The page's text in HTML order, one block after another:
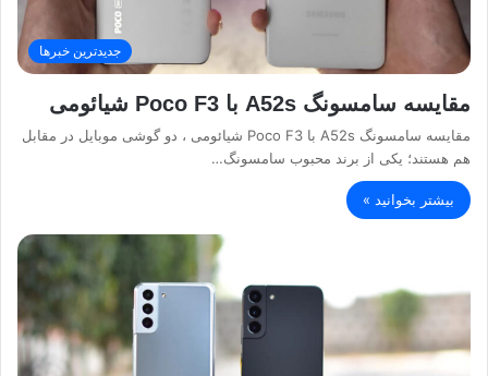
جدیدترین خبرها
مقایسه سامسونگ A52s با Poco F3 شیائومی
مقایسه سامسونگ A52s با Poco F3 شیائومی ، دو گوشی موبایل در مقابل
هم هستند؛ یکی از برند محبوب سامسونگ…
بیشتر بخوانید »